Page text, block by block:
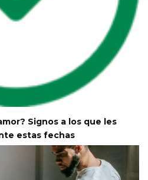
Signos a los que les
estas fechas